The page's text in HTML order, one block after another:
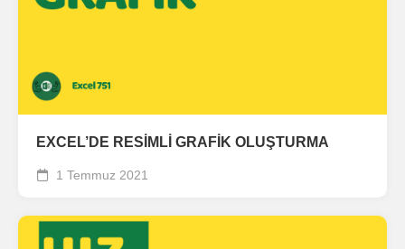
EXCEL’DE RESİMLİ GRAFİK OLUŞTURMA
1 Temmuz 2021